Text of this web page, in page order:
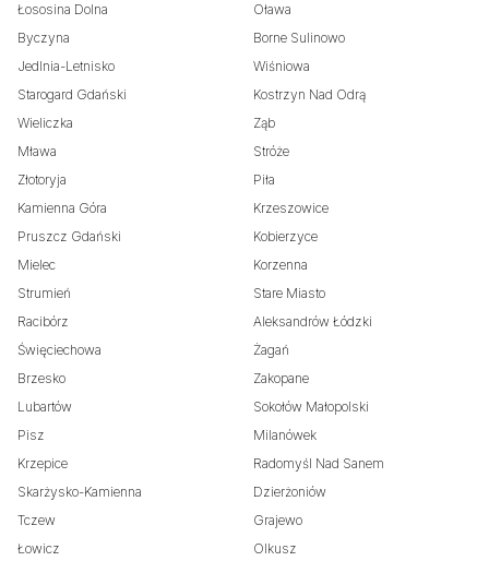
Łososina Dolna
Oława
Byczyna
Borne Sulinowo
Jedlnia-Letnisko
Wiśniowa
Starogard Gdański
Kostrzyn Nad Odrą
Wieliczka
Ząb
Mława
Stróże
Złotoryja
Piła
Kamienna Góra
Krzeszowice
Pruszcz Gdański
Kobierzyce
Mielec
Korzenna
Strumień
Stare Miasto
Racibórz
Aleksandrów Łódzki
Święciechowa
Żagań
Brzesko
Zakopane
Lubartów
Sokołów Małopolski
Pisz
Milanówek
Krzepice
Radomyśl Nad Sanem
Skarżysko-Kamienna
Dzierżoniów
Tczew
Grajewo
Łowicz
Olkusz